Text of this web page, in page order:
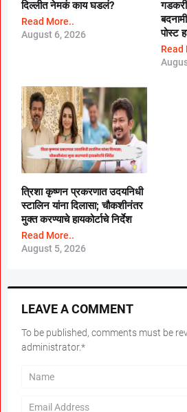
दिल्लीत नेमकं काय घडलं?
Read More..
August 6, 2026
पोस्ट
Read
त्रिशा कृष्णन प्रकरणात उदयनिधी
स्टालिन यांना दिलासा; चौकशीनंतर
मुक्त करण्याचे हायकोर्टाचे निर्देश
Read More..
August 5, 2026
LEAVE A COMMENT
To be published, comments must be
administrator.*